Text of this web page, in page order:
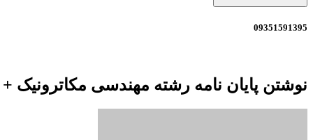
09351591395
نوشتن پایان نامه رشته مهندسی مکاترونیک